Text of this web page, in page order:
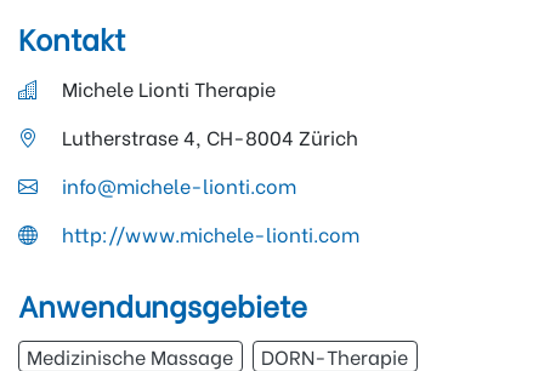
Kontakt
Michele Lionti Therapie
Lutherstrase 4, CH-8004 Zürich
info@michele-lionti.com
http://www.michele-lionti.com
Anwendungsgebiete
Medizinische Massage
DORN-Therapie